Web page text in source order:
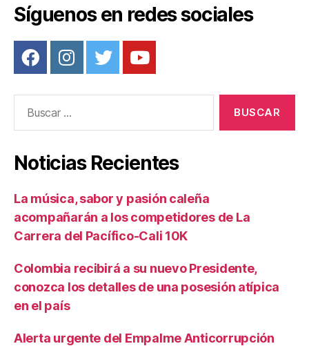
o
k
Síguenos en redes sociales
Noticias Recientes
La música, sabor y pasión caleña
acompañarán a los competidores de La
Carrera del Pacífico-Cali 10K
Colombia recibirá a su nuevo Presidente,
conozca los detalles de una posesión atípica
en el país
Alerta urgente del Empalme Anticorrupción